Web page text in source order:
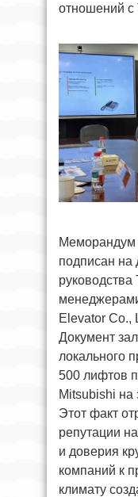
отношений с
Меморандум
подписан на
Elevator Co.,
Документ
локального
500 лифтов
Mitsubishi на
Этот факт
репутации
и доверия
компаний к
климату